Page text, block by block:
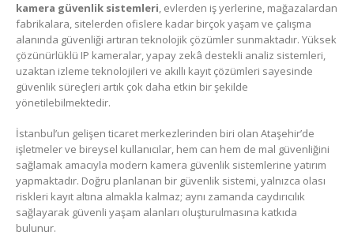
kamera güvenlik sistemleri, evlerden iş yerlerine, mağazalardan
fabrikalara, sitelerden ofislere kadar birçok yaşam ve çalışma
alanında güvenliği artıran teknolojik çözümler sunmaktadır. Yüksek
çözünürlüklü IP kameralar, yapay zekâ destekli analiz sistemleri,
uzaktan izleme teknolojileri ve akıllı kayıt çözümleri sayesinde
güvenlik süreçleri artık çok daha etkin bir şekilde
yönetilebilmektedir.
İstanbul’un gelişen ticaret merkezlerinden biri olan Ataşehir’de
işletmeler ve bireysel kullanıcılar, hem can hem de mal güvenliğini
sağlamak amacıyla modern kamera güvenlik sistemlerine yatırım
yapmaktadır. Doğru planlanan bir güvenlik sistemi, yalnızca olası
riskleri kayıt altına almakla kalmaz; aynı zamanda caydırıcılık
sağlayarak güvenli yaşam alanları oluşturulmasına katkıda
bulunur.